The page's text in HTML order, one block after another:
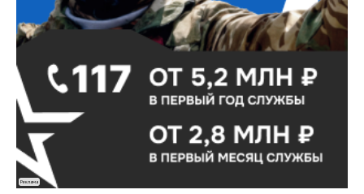
Реклама